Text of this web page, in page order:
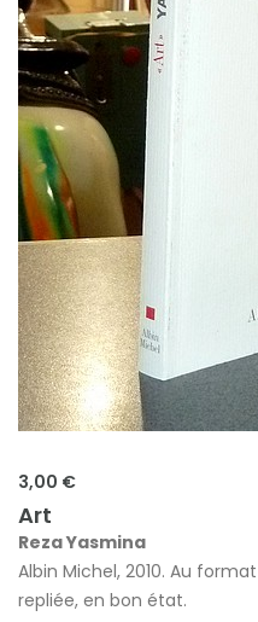
3,00 €
Art
Reza Yasmina
Albin Michel, 2010. Au
repliée, en bon état.